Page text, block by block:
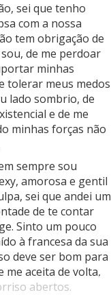
por uma
por ter
carregada de
sei que tenho
com a nossa
tem obrigação de
de me perdoar
minhas
tolerar meus medos
lado sombrio, de
e de me
minhas forças não
sempre sou
amorosa e gentil
sei que andei um
de te contar
Sinto um pouco
à francesa da sua
deve ser bom para
me aceita de volta,
abertos.